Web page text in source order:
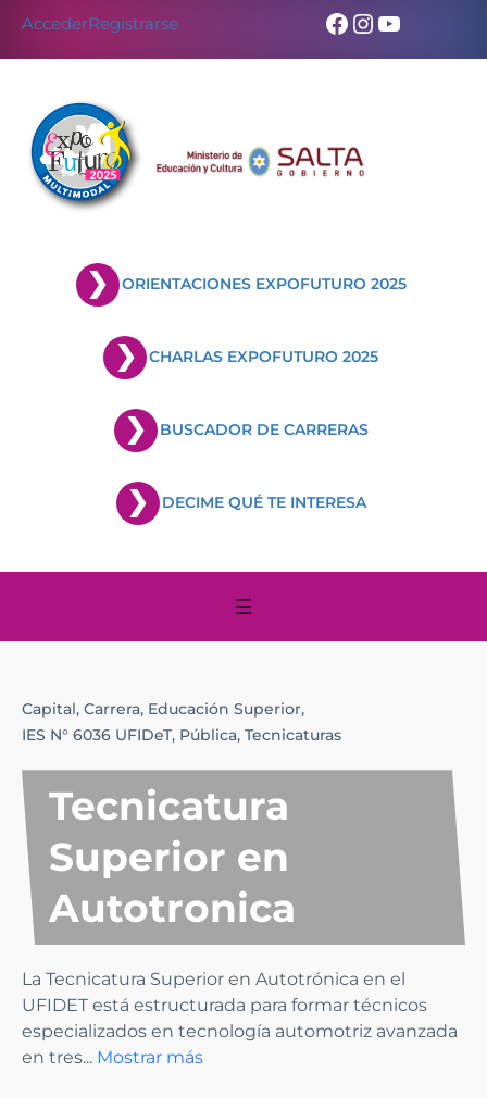
AccederRegistrarse Facebook
Instagram
YouTube
ORIENTACIONES EXPOFUTURO 2025
CHARLAS EXPOFUTURO 2025
BUSCADOR DE CARRERAS
DECIME QUÉ TE INTERESA
Capital, Carrera, Educación Superior,
IES N° 6036 UFIDeT, Pública, Tecnicaturas
Tecnicatura
Superior en
Autotronica
La Tecnicatura Superior en Autotrónica en el
UFIDET está estructurada para formar técnicos
especializados en tecnología automotriz avanzada
en tres... Mostrar más